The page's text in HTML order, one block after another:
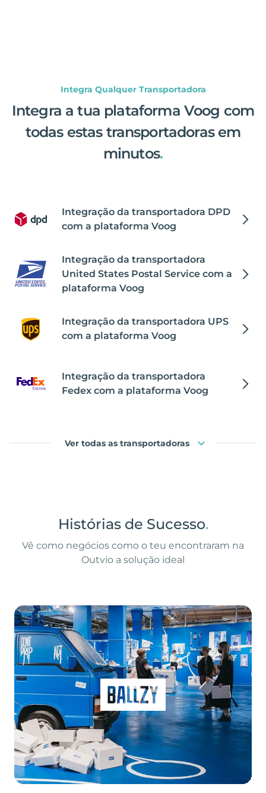
Integra Qualquer Transportadora
Integra a tua plataforma Voog com
todas estas transportadoras em
minutos.
Integração da transportadora DPD
com a plataforma Voog
Integração da transportadora
United States Postal Service com a
plataforma Voog
Integração da transportadora UPS
com a plataforma Voog
Integração da transportadora
Fedex com a plataforma Voog
Ver todas as transportadoras
Histórias de Sucesso.
Vê como negócios como o teu encontraram na
Outvio a solução ideal